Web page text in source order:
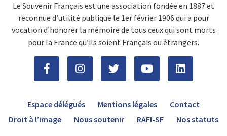
Le Souvenir Français est une association fondée en 1887 et
reconnue d’utilité publique le 1er février 1906 qui a pour
vocation d'honorer la mémoire de tous ceux qui sont morts
pour la France qu’ils soient Français ou étrangers.
Espace délégués Mentions légales
Contact
Droit à l’image
Nous soutenir RAFI-SF Nos statuts